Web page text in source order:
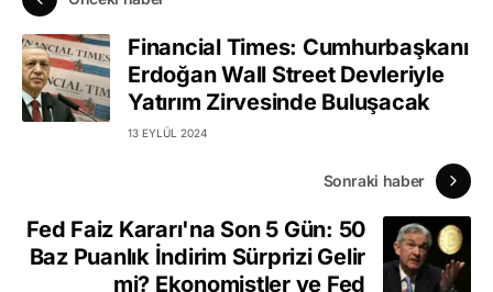
Financial Times: Cumhurbaşkanı
Erdoğan Wall Street Devleriyle
Yatırım Zirvesinde Buluşacak
13 EYLÜL 2024
Sonraki haber
Fed Faiz Kararı'na Son 5 Gün: 50
Baz Puanlık İndirim Sürprizi Gelir
mi? Ekonomistler ve Fed